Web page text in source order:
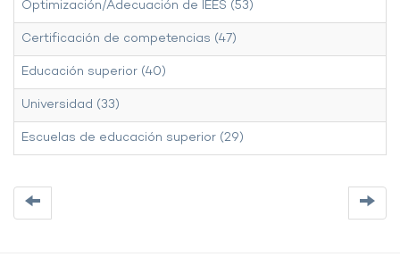
Optimización/Adecuación de IEES (53)
Certificación de competencias (47)
Educación superior (40)
Universidad (33)
Escuelas de educación superior (29)